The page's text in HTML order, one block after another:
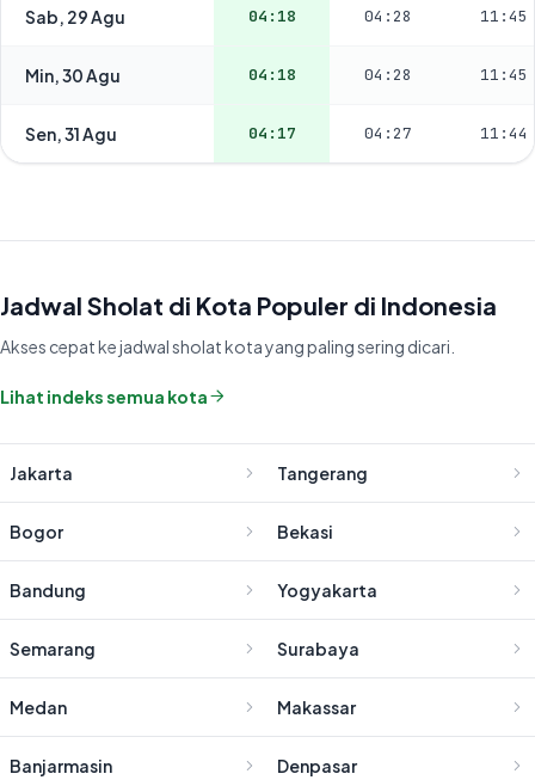
Sab, 29 Agu 04:18 04:28 11:45
Min, 30 Agu 04:18 04:28 11:45
Sen, 31 Agu 04:17 04:27 11:44
Jadwal Sholat di Kota Populer di Indonesia
Akses cepat ke jadwal sholat kota yang paling sering dicari.
Lihat indeks semua kota
Jakarta Tangerang
Bogor Bekasi
Bandung Yogyakarta
Semarang Surabaya
Medan Makassar
Banjarmasin Denpasar